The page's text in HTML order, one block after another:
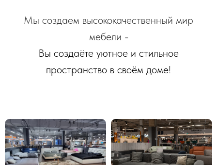
Мы создаем высококачественный мир
мебели -
Вы создаёте уютное и стильное
пространство в своём доме!